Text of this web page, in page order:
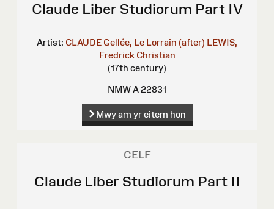
Claude Liber Studiorum Part IV
Artist: CLAUDE Gellée, Le Lorrain (after) LEWIS,
Fredrick Christian
(17th century)
NMW A 22831
Mwy am yr eitem hon
CELF
Claude Liber Studiorum Part II